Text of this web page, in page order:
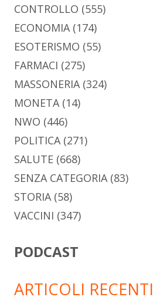
CONTROLLO (555)
ECONOMIA (174)
ESOTERISMO (55)
FARMACI (275)
MASSONERIA (324)
MONETA (14)
NWO (446)
POLITICA (271)
SALUTE (668)
SENZA CATEGORIA (83)
STORIA (58)
VACCINI (347)
PODCAST
ARTICOLI RECENTI